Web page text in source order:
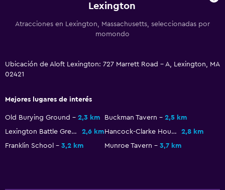
Sistema de entretenimiento
TV por cable o vía satélite
Escritorio
Actividades
Lexington
Atracciones en Lexington, Massachusetts, seleccionadas por
momondo
Ubicación de Aloft Lexington: 727 Marrett Road - A, Lexington, MA
02421
Mejores lugares de interés
Old Burying Ground 2,3 km Buckman Tavern
2,5 km
Lexington Battle Green
2,6 km Hancock-Clarke House
2,8 km
Franklin School
3,2 km Munroe Tavern 3,7 km